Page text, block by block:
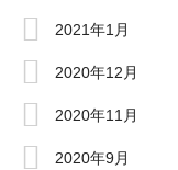
2021年1月
2020年12月
2020年11月
2020年9月